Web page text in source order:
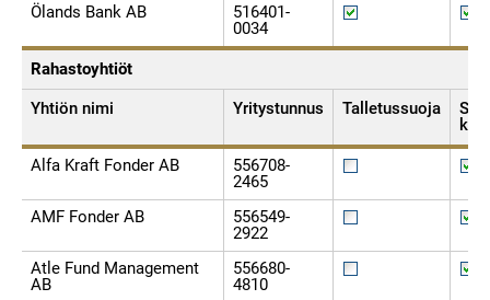
Ölands Bank AB
516401-
0034
Rahastoyhtiöt
Yhtiön nimi
Yritystunnus Talletussuoja
Alfa Kraft Fonder AB
556708-
2465
AMF Fonder AB
556549-
2922
Atle Fund Management
AB
556680-
4810